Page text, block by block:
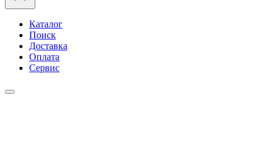
Каталог
Поиск
Доставка
Оплата
Сервис